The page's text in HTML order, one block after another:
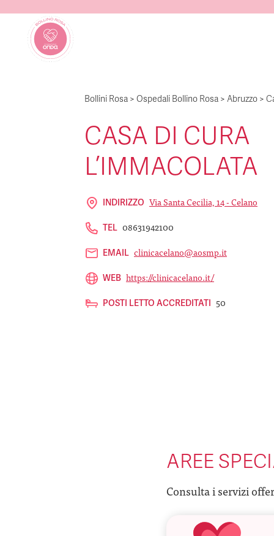
Bollini Rosa > Ospedali Bollino Rosa > Abruzzo >
CASA DI CURA
L’IMMACOLATA
INDIRIZZO Via Santa Cecilia, 14 - Celano
TEL 08631942100
EMAIL clinicacelano@aosmp.it
WEB https://clinicacelano.it/
POSTI LETTO ACCREDITATI 50
AREE
Consulta i servizi